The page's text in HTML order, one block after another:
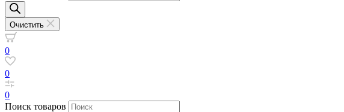
Очистить
0
0
0
Поиск товаров